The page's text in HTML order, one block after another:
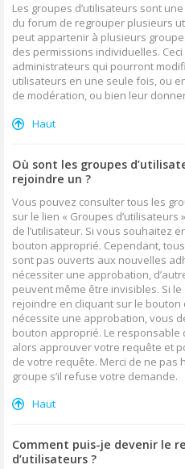
Les groupes d’utilisateurs sont
du forum de regrouper plusieurs
peut appartenir à plusieurs
des permissions individuelles.
administrateurs qui pourront
utilisateurs en une seule fois, ou
de modération, ou bien leur
Haut
Où sont les groupes
rejoindre un ?
Vous pouvez consulter tous les
sur le lien « Groupes
de l’utilisateur. Si vous souhaitez
bouton approprié. Cependant,
sont pas ouverts aux nouvelles
nécessiter une approbation,
peuvent même être invisibles. Si
rejoindre en cliquant sur le
nécessite une approbation, vous
bouton approprié. Le responsable
alors approuver votre requête et
de votre requête. Merci de ne pas
groupe s’il refuse votre demande.
Haut
Comment puis-je devenir le
d’utilisateurs ?